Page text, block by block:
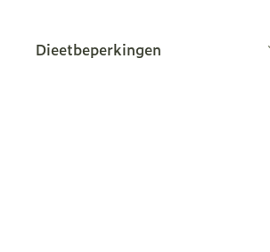
Dieetbeperkingen